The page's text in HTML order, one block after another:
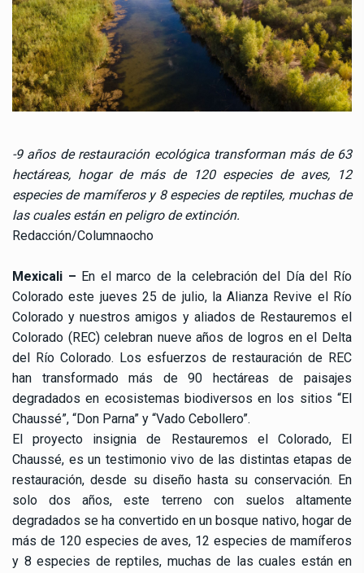
-9 años de restauración ecológica transforman más de 63
hectáreas, hogar de más de 120 especies de aves, 12
especies de mamíferos y 8 especies de reptiles, muchas de
las cuales están en peligro de extinción.
Redacción/Columnaocho
Mexicali – En el marco de la celebración del Día del Río
Colorado este jueves 25 de julio, la Alianza Revive el Río
Colorado y nuestros amigos y aliados de Restauremos el
Colorado (REC) celebran nueve años de logros en el Delta
del Río Colorado. Los esfuerzos de restauración de REC
han transformado más de 90 hectáreas de paisajes
degradados en ecosistemas biodiversos en los sitios “El
Chaussé”, “Don Parna” y “Vado Cebollero”.
El proyecto insignia de Restauremos el Colorado, El
Chaussé, es un testimonio vivo de las distintas etapas de
restauración, desde su diseño hasta su conservación. En
solo dos años, este terreno con suelos altamente
degradados se ha convertido en un bosque nativo, hogar de
más de 120 especies de aves, 12 especies de mamíferos
y 8 especies de reptiles, muchas de las cuales están en